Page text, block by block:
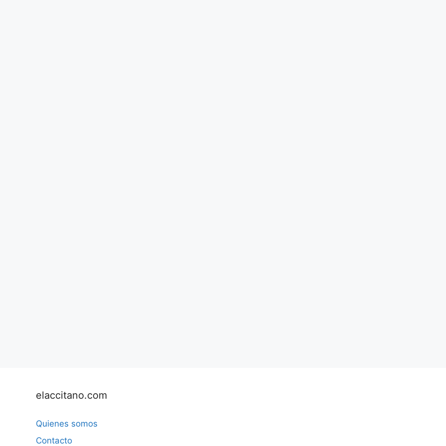
elaccitano.com
Quienes somos
Contacto